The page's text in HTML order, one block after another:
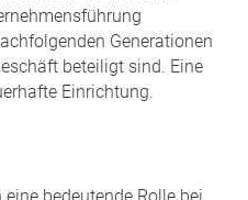
Generationen
beteiligt sind. Eine
Einrichtung.
bedeutende Rolle bei